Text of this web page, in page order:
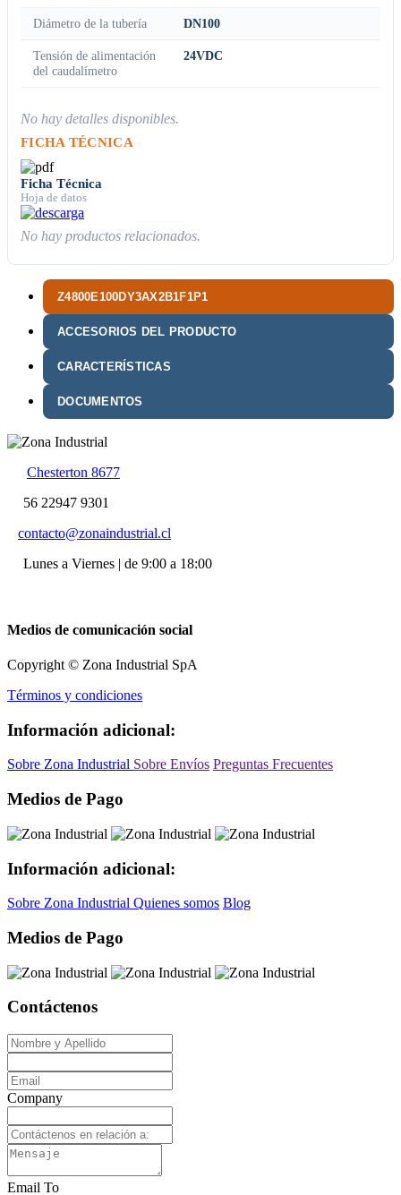
Z4800E100DY3AX2B1F1P1
ACCESORIOS DEL PRODUCTO
CARACTERÍSTICAS
DOCUMENTOS
Diámetro de la tubería DN100
Tensión de alimentación
del caudalímetro
24VDC
No hay detalles disponibles.
FICHA TÉCNICA
Ficha Técnica
Hoja de datos
No hay productos relacionados.
Chesterton 8677
56 22947 9301
contacto@zonaindustrial.cl
Lunes a Viernes | de 9:00 a 18:00
Medios de comunicación social
Copyright © Zona Industrial SpA
Términos y condiciones
Información adicional:
Sobre Zona Industrial Sobre Envíos Preguntas Frecuentes
Medios de Pago
Información adicional:
Sobre Zona Industrial Quienes somos Blog
Medios de Pago
Contáctenos
Company
Email To